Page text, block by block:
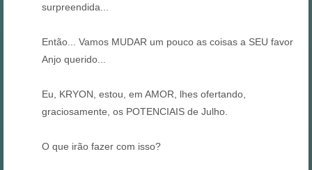
surpreendida...
Então... Vamos MUDAR um pouco as coisas a SEU favor
Anjo querido...
Eu, KRYON, estou, em AMOR, lhes ofertando,
graciosamente, os POTENCIAIS de Julho.
O que irão fazer com isso?